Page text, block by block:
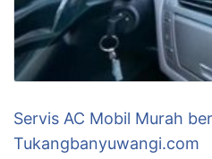
Servis AC Mobil Murah
Tukangbanyuwangi.com